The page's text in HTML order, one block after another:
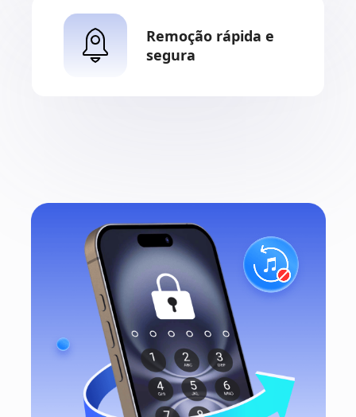
Remoção rápida e
segura